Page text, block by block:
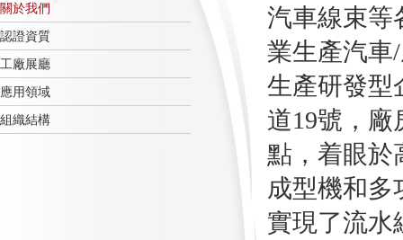
關於我們
認證資質
工廠展廳
應用領域
組織結構
汽車線束等
業生產汽車
生產研發型
道19號，廠
點，着眼於
成型機和
實現了流水